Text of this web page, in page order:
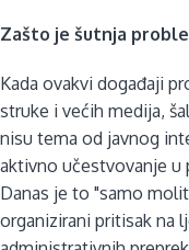
Zašto je šutnja
Kada ovakvi događaji
struke i većih medija,
nisu tema od javnog
aktivno učestvovanje u
Danas je to "samo
organizirani pritisak na